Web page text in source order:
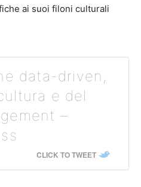
ai suoi filoni culturali
data-driven,
e del
–
CLICK TO TWEET